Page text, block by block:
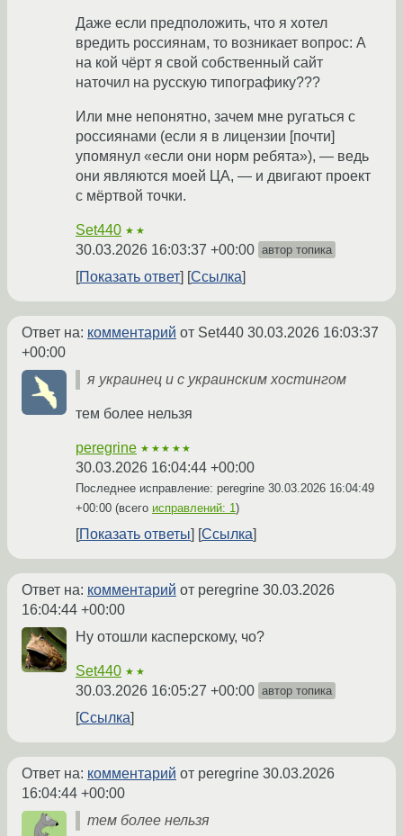
Даже если предположить, что я хотел
вредить россиянам, то возникает вопрос: А
на кой чёрт я свой собственный сайт
наточил на русскую типографику???
Или мне непонятно, зачем мне ругаться с
россиянами (если я в лицензии [почти]
упомянул «если они норм ребята»), — ведь
они являются моей ЦА, — и двигают проект
с мёртвой точки.
Set440 ★★
30.03.2026 16:03:37 +00:00 автор топика
Показать ответ Ссылка
Ответ на: комментарий от Set440 30.03.2026 16:03:37
+00:00
я украинец и с украинским хостингом
тем более нельзя
peregrine ★★★★★
30.03.2026 16:04:44 +00:00
Последнее исправление: peregrine 30.03.2026 16:04:49
+00:00 (всего исправлений: 1)
Показать ответы Ссылка
Ответ на: комментарий от peregrine 30.03.2026
16:04:44 +00:00
Ну отошли касперскому, чо?
Set440 ★★
30.03.2026 16:05:27 +00:00 автор топика
Ссылка
Ответ на: комментарий от peregrine 30.03.2026
16:04:44 +00:00
тем более нельзя